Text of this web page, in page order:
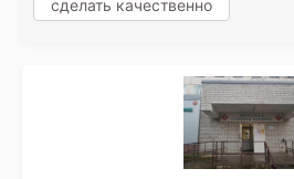
сделать качественно